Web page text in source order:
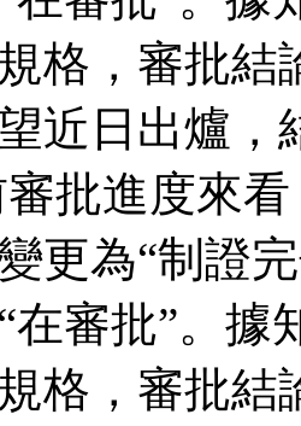
格，審批結
近日出爐
批進度來
更為“制證
在審批”。據
格，審批結